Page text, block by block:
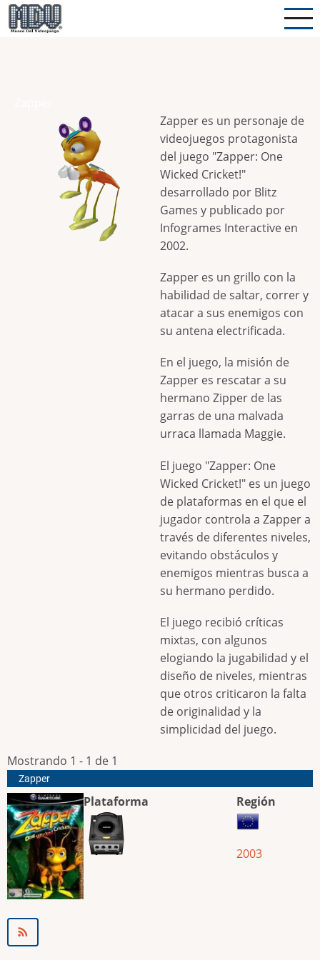
Pasar
al
Zapper es un personaje de
videojuegos protagonista
del juego "Zapper: One
Wicked Cricket!"
desarrollado por Blitz
Games y publicado por
Infogrames Interactive en
2002.
Zapper es un grillo con la
habilidad de saltar, correr y
atacar a sus enemigos con
su antena electrificada.
En el juego, la misión de
Zapper es rescatar a su
hermano Zipper de las
garras de una malvada
urraca llamada Maggie.
El juego "Zapper: One
Wicked Cricket!" es un juego
de plataformas en el que el
jugador controla a Zapper a
través de diferentes niveles,
evitando obstáculos y
enemigos mientras busca a
su hermano perdido.
El juego recibió críticas
mixtas, con algunos
elogiando la jugabilidad y el
diseño de niveles, mientras
que otros criticaron la falta
de originalidad y la
simplicidad del juego.
Mostrando 1 - 1 de 1
Zapper
Plataforma Región
2003